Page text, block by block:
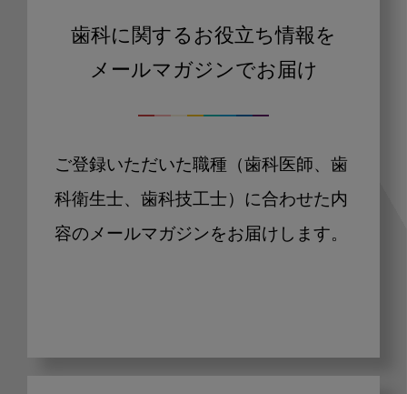
歯科に関するお役立ち情報を
メールマガジンでお届け
ご登録いただいた職種（歯科医師、歯
科衛生士、歯科技工士）に合わせた内
容のメールマガジンをお届けします。